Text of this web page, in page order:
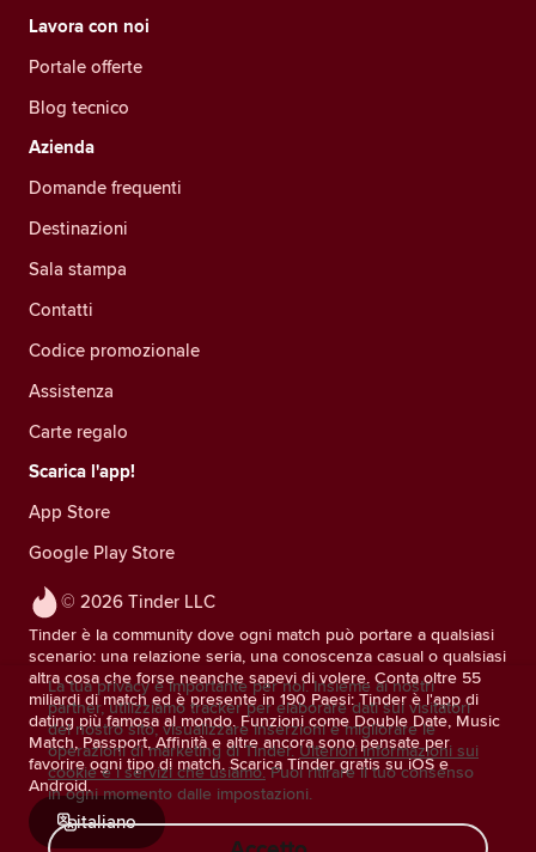
© 2026 Tinder LLC
Tinder è la community dove ogni match può portare a qualsiasi
scenario: una relazione seria, una conoscenza casual o qualsiasi
altra cosa che forse neanche sapevi di volere. Conta oltre 55
miliardi di match ed è presente in 190 Paesi: Tinder è l'app di
dating più famosa al mondo. Funzioni come Double Date, Music
Match, Passport, Affinità e altre ancora sono pensate per
favorire ogni tipo di match. Scarica Tinder gratis su iOS e
Android.
italiano
Lavora con noi
Portale offerte
Blog tecnico
Azienda
Domande frequenti
Destinazioni
Sala stampa
Contatti
Codice promozionale
Assistenza
Carte regalo
Scarica l'app!
App Store
Google Play Store
La tua privacy è importante per noi. Insieme ai nostri
partner, utilizziamo tracker per elaborare dati sui visitatori
del nostro sito, visualizzare inserzioni e migliorare le
operazioni di marketing di Tinder. Ulteriori informazioni sui
cookie e i servizi che usiamo. Puoi ritirare il tuo consenso
in ogni momento dalle impostazioni.